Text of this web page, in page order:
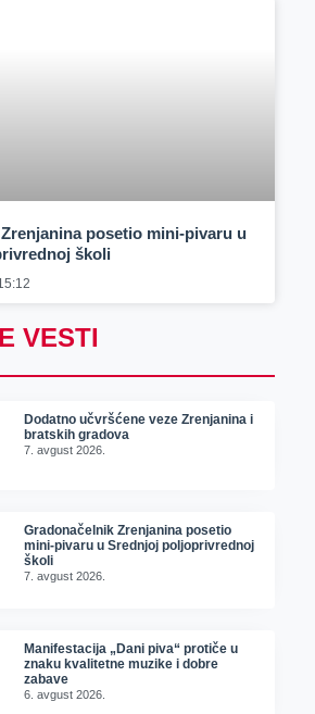
posetio mini-pivaru u
školi
VESTI
Dodatno učvršćene veze Zrenjanina i
bratskih gradova
7. avgust 2026.
Gradonačelnik Zrenjanina posetio
mini-pivaru u Srednjoj poljoprivrednoj
školi
7. avgust 2026.
Manifestacija „Dani piva“ protiče u
znaku kvalitetne muzike i dobre
zabave
6. avgust 2026.